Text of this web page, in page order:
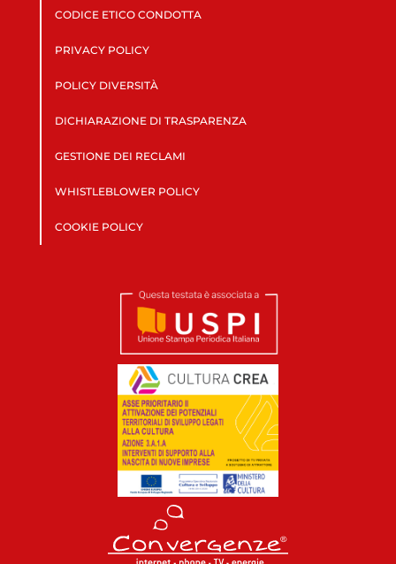
CODICE ETICO CONDOTTA
PRIVACY POLICY
POLICY DIVERSITÀ
DICHIARAZIONE DI TRASPARENZA
GESTIONE DEI RECLAMI
WHISTLEBLOWER POLICY
COOKIE POLICY